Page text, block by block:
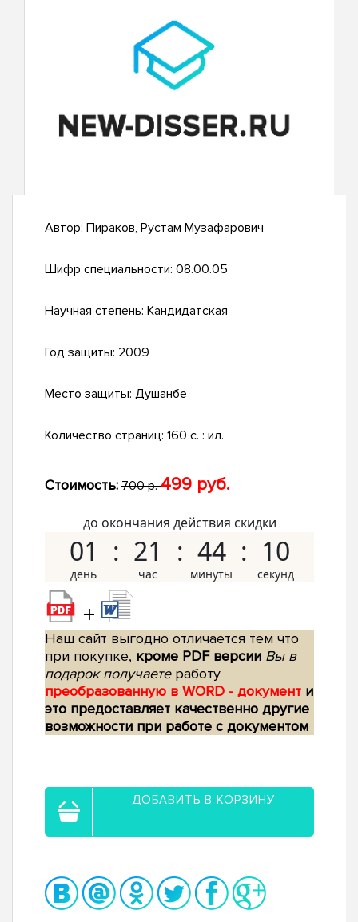
Автор: Пираков, Рустам Музафарович
Шифр специальности: 08.00.05
Научная степень: Кандидатская
Год защиты: 2009
Место защиты: Душанбе
Количество страниц: 160 с. : ил.
Стоимость: 700 р.499 руб.
до окончания действия скидки
01 21 44 09
+
Наш сайт выгодно отличается тем что
при покупке, кроме PDF версии Вы в
подарок получаетеработу
преобразованную в WORD - документ и
это предоставляет качественно другие
возможности при работе с документом
ДОБАВИТЬ В КОРЗИНУ